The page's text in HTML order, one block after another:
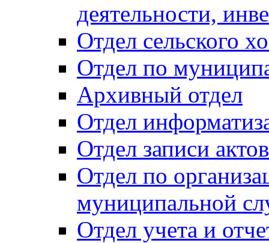
деятельности,
Отдел сельского
Отдел по
Архивный отдел
Отдел
Отдел записи
Отдел по
муниципальной
Отдел учета и